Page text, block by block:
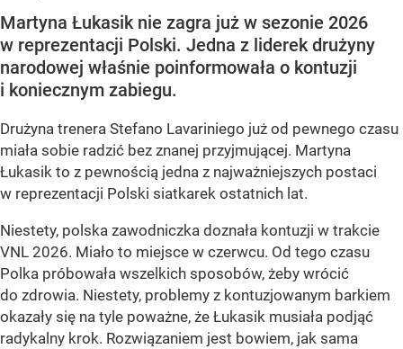
Martyna Łukasik nie zagra już w sezonie 2026
w reprezentacji Polski. Jedna z liderek drużyny
narodowej właśnie poinformowała o kontuzji
i koniecznym zabiegu.
Drużyna trenera Stefano Lavariniego już od pewnego czasu
miała sobie radzić bez znanej przyjmującej. Martyna
Łukasik to z pewnością jedna z najważniejszych postaci
w reprezentacji Polski siatkarek ostatnich lat.
Niestety, polska zawodniczka doznała kontuzji w trakcie
VNL 2026. Miało to miejsce w czerwcu. Od tego czasu
Polka próbowała wszelkich sposobów, żeby wrócić
do zdrowia. Niestety, problemy z kontuzjowanym barkiem
okazały się na tyle poważne, że Łukasik musiała podjąć
radykalny krok. Rozwiązaniem jest bowiem, jak sama